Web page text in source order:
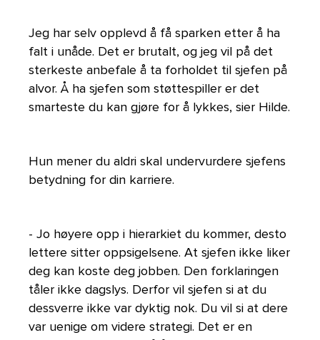
Jeg har selv opplevd å få sparken etter å ha
falt i unåde. Det er brutalt, og jeg vil på det
sterkeste anbefale å ta forholdet til sjefen på
alvor. Å ha sjefen som støttespiller er det
smarteste du kan gjøre for å lykkes, sier Hilde.
Hun mener du aldri skal undervurdere sjefens
betydning for din karriere.
- Jo høyere opp i hierarkiet du kommer, desto
lettere sitter oppsigelsene. At sjefen ikke liker
deg kan koste deg jobben. Den forklaringen
tåler ikke dagslys. Derfor vil sjefen si at du
dessverre ikke var dyktig nok. Du vil si at dere
var uenige om videre strategi. Det er en